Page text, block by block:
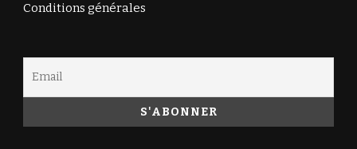
Conditions générales